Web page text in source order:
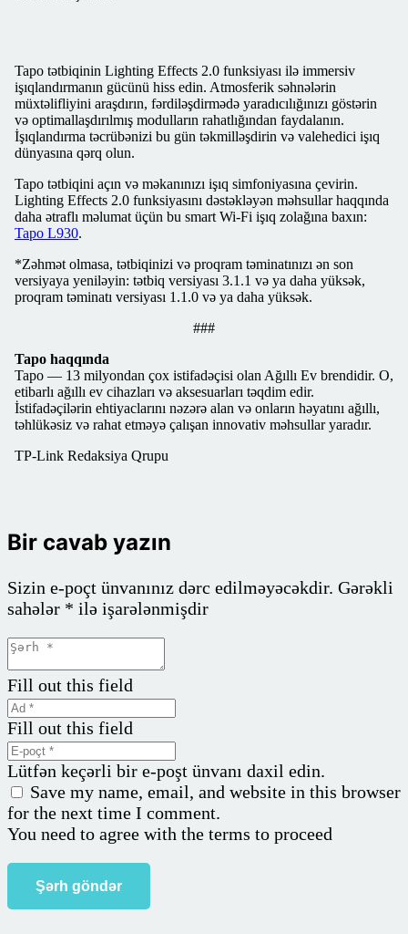
Tapo tətbiqinin Lighting Effects 2.0 funksiyası ilə immersiv
işıqlandırmanın gücünü hiss edin. Atmosferik səhnələrin
müxtəlifliyini araşdırın, fərdiləşdirmədə yaradıcılığınızı göstərin
və optimallaşdırılmış modulların rahatlığından faydalanın.
İşıqlandırma təcrübənizi bu gün təkmilləşdirin və valehedici işıq
dünyasına qərq olun.
Tapo tətbiqini açın və məkanınızı işıq simfoniyasına çevirin.
Lighting Effects 2.0 funksiyasını dəstəkləyən məhsullar haqqında
daha ətraflı məlumat üçün bu smart Wi-Fi işıq zolağına baxın:
Tapo L930.
*Zəhmət olmasa, tətbiqinizi və proqram təminatınızı ən son
versiyaya yeniləyin: tətbiq versiyası 3.1.1 və ya daha yüksək,
proqram təminatı versiyası 1.1.0 və ya daha yüksək.
###
Tapo haqqında
Tapo — 13 milyondan çox istifadəçisi olan Ağıllı Ev brendidir. O,
etibarlı ağıllı ev cihazları və aksesuarları təqdim edir.
İstifadəçilərin ehtiyaclarını nəzərə alan və onların həyatını ağıllı,
təhlükəsiz və rahat etməyə çalışan innovativ məhsullar yaradır.
TP-Link Redaksiya Qrupu
Bir cavab yazın
Sizin e-poçt ünvanınız dərc edilməyəcəkdir. Gərəkli
sahələr * ilə işarələnmişdir
Fill out this field
Fill out this field
Lütfən keçərli bir e-poşt ünvanı daxil edin.
Save my name, email, and website in this browser
for the next time I comment.
You need to agree with the terms to proceed
Şərh göndər